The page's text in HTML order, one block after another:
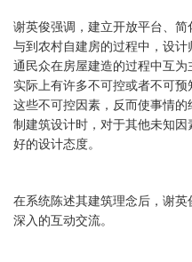
谢英俊强调，建立开放平台、
与到农村自建房的过程中，设
通民众在房屋建造的过程中互为
实际上有许多不可控或者不可
这些不可控因素，反而使事情
制建筑设计时，对于其他未知
好的设计态度。
在系统陈述其建筑理念后，谢
深入的互动交流。